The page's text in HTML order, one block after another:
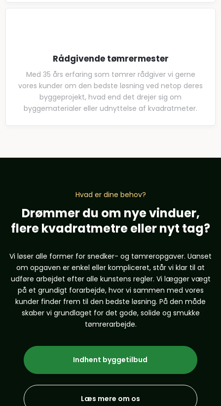
Rådgivende tømrermester
Med 35 års erfaring som tømrer rådgiver vi gerne
vores kunder om den bedste løsning ved netop deres
byggeprojekt, hvad end det drejer sig om
byggematerialer eller udnyttelse af kvadratmeter.
Hvad er dine behov?
Drømmer du om nye vinduer,
​flere kvadratmetre eller nyt tag?
Vi løser alle former for snedker- og tømreropgaver. Uanset
om opgaven er enkel eller kompliceret, står vi klar til at
udføre arbejdet efter alle kunstens regler. Vi lægger vægt
på et grundigt forarbejde, hvor vi sammen med vores
kunder finder frem til den bedste løsning. På den måde
skaber vi grundlaget for det gode, solide og smukke
tømrerarbejde.
Indhent byggetilbud
Læs mere om os